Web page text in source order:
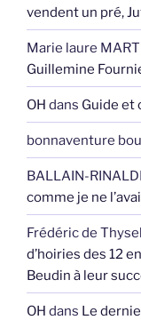
vendent un pré,
Marie laure
Guillemine
OH dans Guide et
bonnaventure
BALLAIN-RINALDI
comme je ne
Frédéric de
d’hoiries des 12
Beudin à leur
OH dans Le